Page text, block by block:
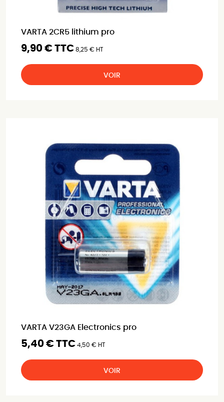
VARTA 2CR5 lithium pro
9,90 € TTC 8,25 € HT
VOIR
VARTA V23GA Electronics pro
5,40 € TTC 4,50 € HT
VOIR